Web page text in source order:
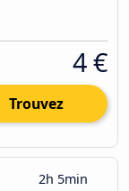
4 €
Trouvez
2h 5min